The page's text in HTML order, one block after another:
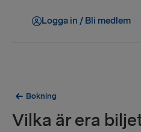
Logga in / Bli medlem
Bokning
Vilka är era